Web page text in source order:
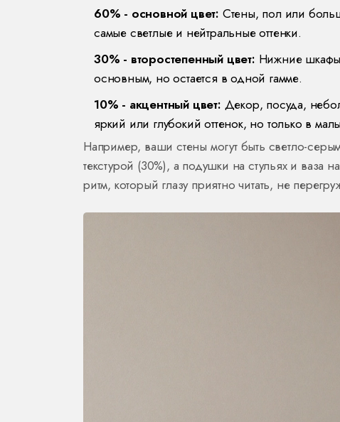
60% - основной цвет: Стены, пол или
самые светлые и нейтральные оттенки.
30% - второстепенный цвет: Нижние шкафы,
основным, но остается в одной гамме.
10% - акцентный цвет: Декор, посуда,
яркий или глубокий оттенок, но только в
Например, ваши стены могут быть светло-
текстурой (30%), а подушки на стульях и ваза
ритм, который глазу приятно читать, не